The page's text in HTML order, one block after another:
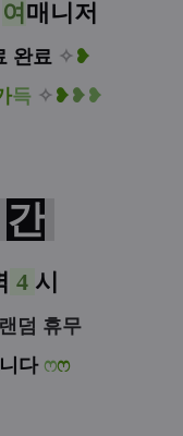
여 매니저
완료 ✧ ❥
득 ✧ ❥ ❥ ❥
간
4 시
덤 휴무
다 ෆෆ